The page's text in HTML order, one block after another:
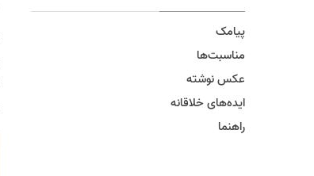
ساخت کارت پستال
دسته‌بندی‌ها
تقویم مناسبت ها
پیامک
مناسبت‌ها
عکس نوشته
ایده‌های خلاقانه
راهنما